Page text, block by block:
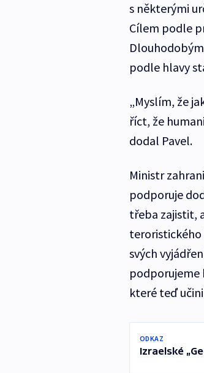
s některými
Cílem podle
podle hlavy
„Myslím, že
říct, že
dodal Pavel.
Ministr
podporuje
třeba zajistit,
teroristického
svých
podporujeme
které teď
ODKAZ
Izraelské